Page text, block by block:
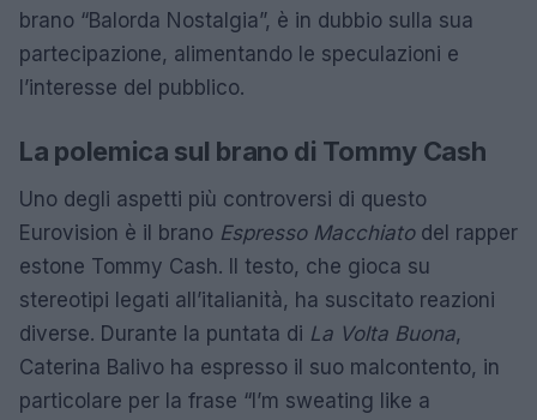
brano “Balorda Nostalgia”, è in dubbio sulla sua
partecipazione, alimentando le speculazioni e
l’interesse del pubblico.
La polemica sul brano di Tommy Cash
Uno degli aspetti più controversi di questo
Eurovision è il brano Espresso Macchiatodel rapper
estone Tommy Cash. Il testo, che gioca su
stereotipi legati all’italianità, ha suscitato reazioni
diverse. Durante la puntata di La Volta Buona,
Caterina Balivo ha espresso il suo malcontento, in
particolare per la frase “I’m sweating like a